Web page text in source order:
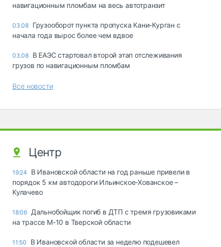
навигационным пломбам на весь автотранзит
03.08 Грузооборот пункта пропуска Кани-Курган с
начала года вырос более чем вдвое
03.08 В ЕАЭС стартовал второй этап отслеживания
грузов по навигационным пломбам
Все новости
Центр
19:24
В Ивановской области на год раньше привели в
порядок 5 км автодороги Ильинское-Хованское –
Кулачево
18:06 Дальнобойщик погиб в ДТП с тремя грузовиками
на трассе М-10 в Тверской области
11:50
В Ивановской области за неделю подешевел